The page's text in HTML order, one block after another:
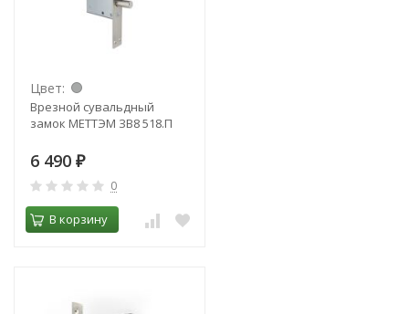
Цвет:
Врезной сувальдный
замок МЕТТЭМ ЗВ8 518.П
6 490 ₽
0
В корзину